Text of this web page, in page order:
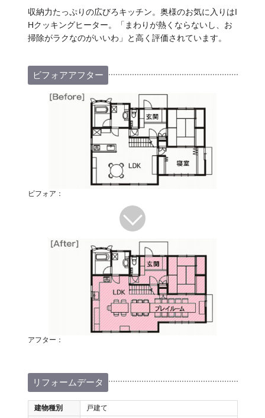
収納力たっぷりの広びろキッチン。奥様のお気に入りはI
Hクッキングヒーター。「まわりが熱くならないし、お
掃除がラクなのがいいわ」と高く評価されています。
ビフォアアフター
ビフォア：
アフター：
リフォームデータ
建物種別
戸建て